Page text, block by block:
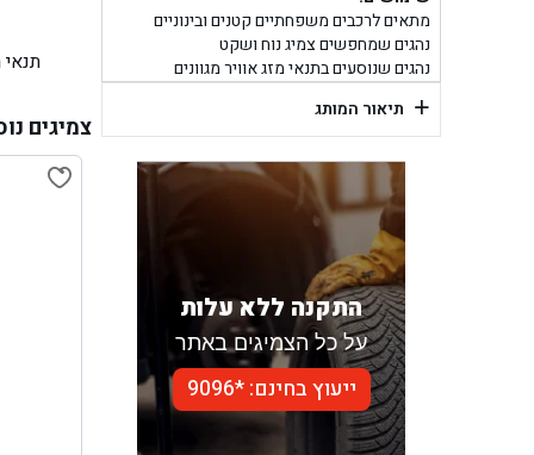
מתאים לרכבים משפחתיים קטנים ובינוניים
נהגים שמחפשים צמיג נוח ושקט
נהגים שנוסעים בתנאי מזג אוויר מגוונים
+ תיאור המותג
התקנה ללא עלות
על כל הצמיגים באתר
ייעוץ בחינם: *9096
בן
צמיגים